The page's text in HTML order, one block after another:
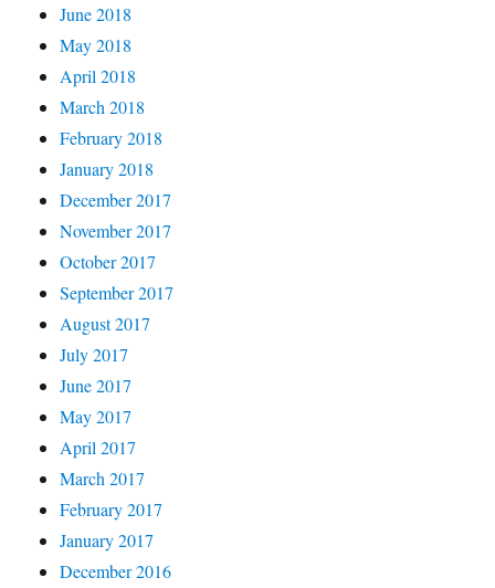
June 2018
May 2018
April 2018
March 2018
February 2018
January 2018
December 2017
November 2017
October 2017
September 2017
August 2017
July 2017
June 2017
May 2017
April 2017
March 2017
February 2017
January 2017
December 2016